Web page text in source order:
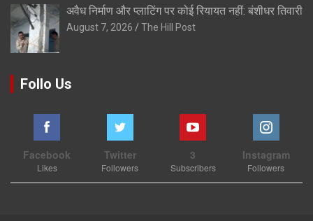
अवैध निर्माण और प्लाटिंग पर कोई रियायत नहीं: बंशीधर तिवारी
August 7, 2026 The Hill Post
Follo Us
Facebook
Likes
Twitter
Followers
3
Subscribers
Instagram
Followers